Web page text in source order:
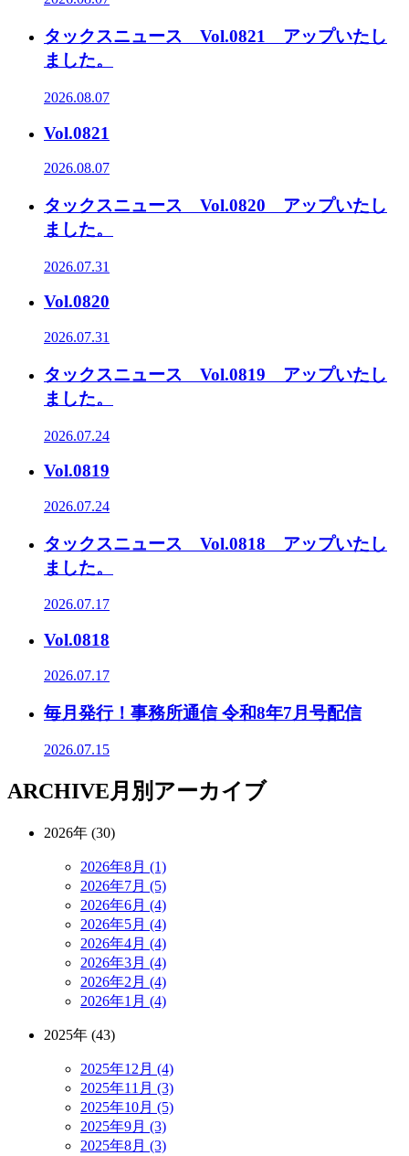
タックスニュース Vol.0821 アップいたし
ました。
2026.08.07
Vol.0821
2026.08.07
タックスニュース Vol.0820 アップいたし
ました。
2026.07.31
Vol.0820
2026.07.31
タックスニュース Vol.0819 アップいたし
ました。
2026.07.24
Vol.0819
2026.07.24
タックスニュース Vol.0818 アップいたし
ました。
2026.07.17
Vol.0818
2026.07.17
毎月発行！事務所通信 令和8年7月号配信
2026.07.15
ARCHIVE月別アーカイブ
2026年 (30)
2026年8月 (1)
2026年7月 (5)
2026年6月 (4)
2026年5月 (4)
2026年4月 (4)
2026年3月 (4)
2026年2月 (4)
2026年1月 (4)
2025年 (43)
2025年12月 (4)
2025年11月 (3)
2025年10月 (5)
2025年9月 (3)
2025年8月 (3)